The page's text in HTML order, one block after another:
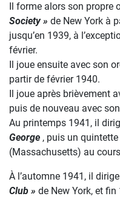
Il forme alors son propre
Society » de New York à
jusqu’en 1939, à
février.
Il joue ensuite avec son
partir de février 1940.
Il joue après brièvement
puis de nouveau avec
Au printemps 1941, il
George , puis un quintette
(Massachusetts) au
À l’automne 1941, il
Club » de New York, et